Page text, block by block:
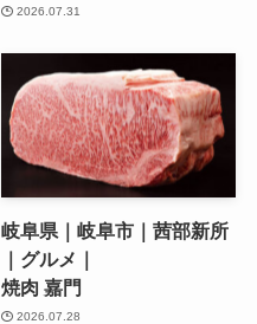
2026.07.31
岐阜県｜岐阜市｜茜部新所
｜グルメ｜
焼肉 嘉門
2026.07.28